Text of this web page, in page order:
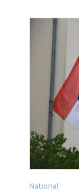
National